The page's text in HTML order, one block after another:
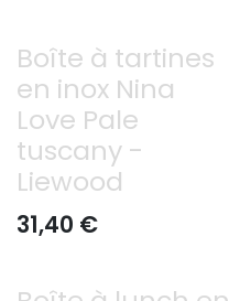
Boîte à tartines
en inox Nina
Love Pale
tuscany -
Liewood
31,40 €